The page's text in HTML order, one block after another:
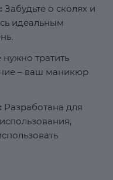
Забудьте о сколях и
идеальным
нужно тратить
– ваш маникюр
Разработана для